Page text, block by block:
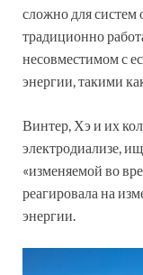
сложно для систем
традиционно
несовместимом с
энергии, такими
Винтер, Хэ и их
электродиализе,
«изменяемой во
реагировала на
энергии.